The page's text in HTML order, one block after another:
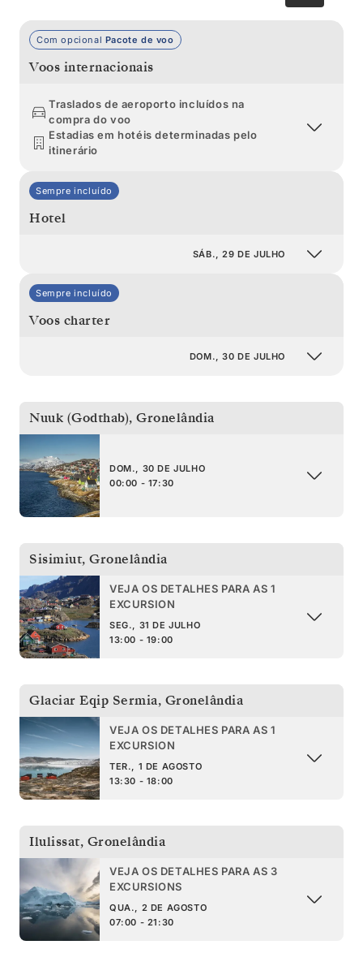
Com opcional Pacote de voo
Voos internacionais
Traslados de aeroporto incluídos na
compra do voo
Estadias em hotéis determinadas pelo
itinerário
Sempre incluído
Hotel
SÁB., 29 DE JULHO
Sempre incluído
Voos charter
DOM., 30 DE JULHO
Nuuk (Godthab), Gronelândia
DOM., 30 DE JULHO
00:00 - 17:30
Sisimiut, Gronelândia
VEJA OS DETALHES PARA AS 1
EXCURSION
SEG., 31 DE JULHO
13:00 - 19:00
Glaciar Eqip Sermia, Gronelândia
VEJA OS DETALHES PARA AS 1
EXCURSION
TER., 1 DE AGOSTO
13:30 - 18:00
Ilulissat, Gronelândia
VEJA OS DETALHES PARA AS 3
EXCURSIONS
QUA., 2 DE AGOSTO
07:00 - 21:30